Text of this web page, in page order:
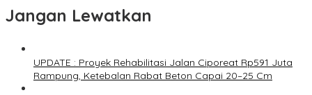
Jangan Lewatkan
UPDATE : Proyek Rehabilitasi Jalan Ciporeat Rp591 Juta
Rampung, Ketebalan Rabat Beton Capai 20–25 Cm